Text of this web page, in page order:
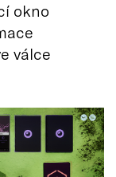
okno
válce